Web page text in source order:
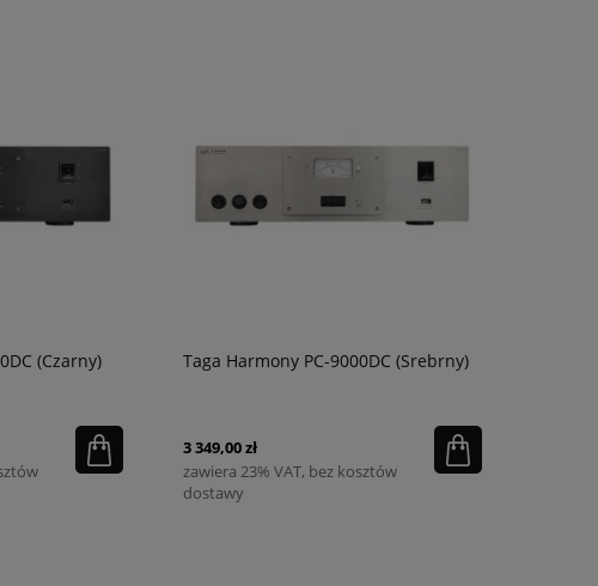
(Czarny) Taga Harmony PC-9000DC (Srebrny)
3 349,00 zł
zawiera 23% VAT, bez kosztów
dostawy